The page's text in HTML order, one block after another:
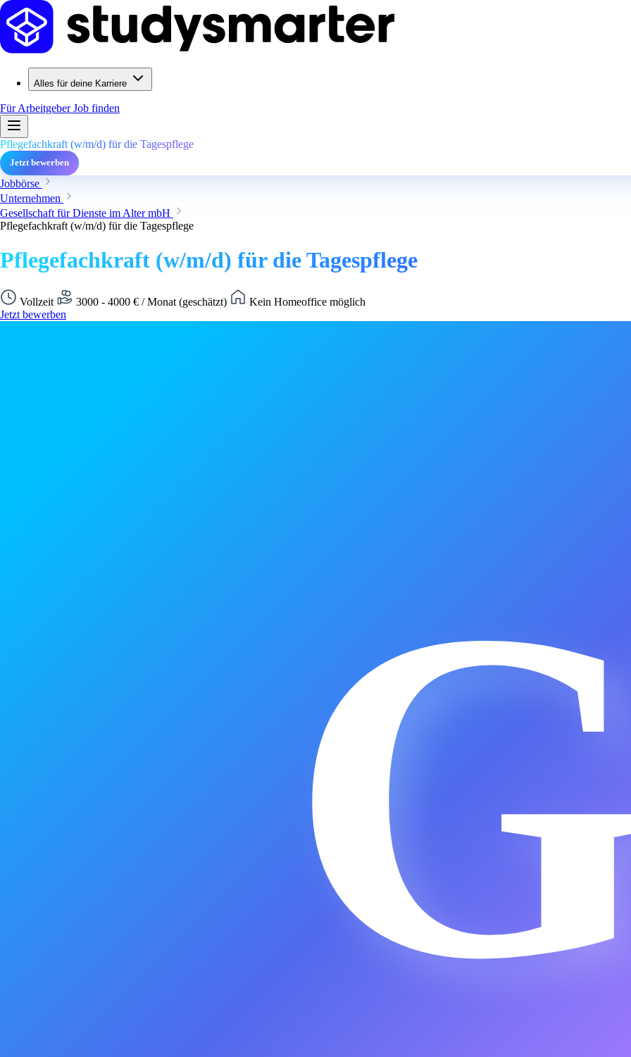
Alles für deine Karriere
Für ArbeitgeberJob finden
Pflegefachkraft (w/m/d) für die Tagespflege
Jetzt bewerben
Jobbörse
Unternehmen
Gesellschaft für Dienste im Alter mbH
Pflegefachkraft (w/m/d) für die Tagespflege
Pflegefachkraft (w/m/d) für die Tagespflege
Vollzeit 3000 - 4000 € / Monat (geschätzt)
Kein Homeoffice möglich
Jetzt bewerben